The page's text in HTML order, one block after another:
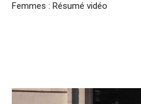
Femmes : Résumé vidéo